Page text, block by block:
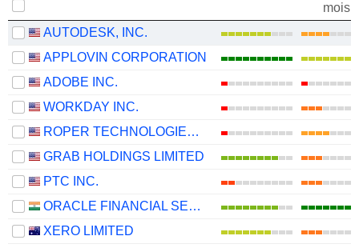
mois
AUTODESK, INC.
APPLOVIN CORPORATION
ADOBE INC.
WORKDAY INC.
ROPER TECHNOLOGIES, INC.
GRAB HOLDINGS LIMITED
PTC INC.
ORACLE FINANCIAL SERVICES SOFTWARE LIMITED
XERO LIMITED